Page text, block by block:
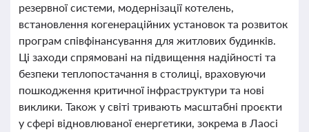
резервної системи, модернізації котелень,
встановлення когенераційних установок та розвиток
програм співфінансування для житлових будинків.
Ці заходи спрямовані на підвищення надійності та
безпеки теплопостачання в столиці, враховуючи
пошкодження критичної інфраструктури та нові
виклики. Також у світі тривають масштабні проєкти
у сфері відновлюваної енергетики, зокрема в Лаосі